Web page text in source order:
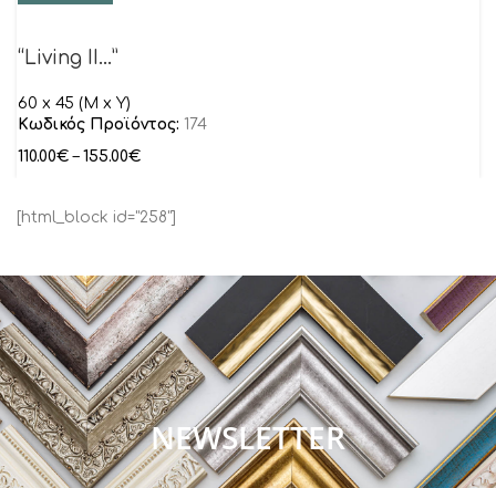
“Living II…”
60 x 45 (M x Y)
Κωδικός Προϊόντος: 174
110.00€ – 155.00€
[html_block id="258"]
NEWSLETTER